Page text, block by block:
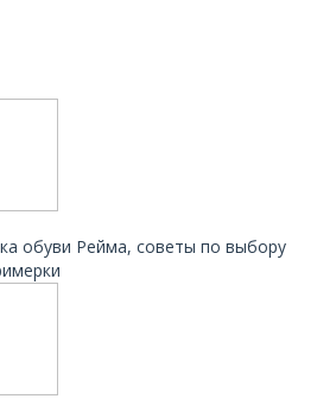
обуви Рейма, советы по выбору